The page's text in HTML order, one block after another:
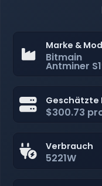
Marke &
Bitmain
Antminer
Geschätzte
$300.73
Verbrauch
5221W